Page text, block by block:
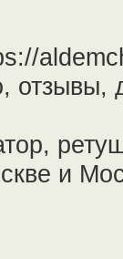
отзывы,
и